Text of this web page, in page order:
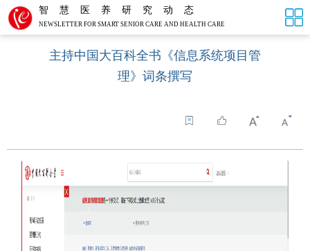
智慧医养研究动态
NEWSLETTER FOR SMART SENIOR CARE AND HEALTH CARE
主持中国大百科全书《信息系统项目管
理》词条撰写